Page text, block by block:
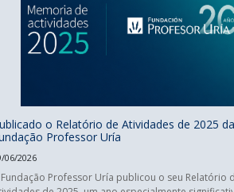
o Relatório de Atividades de 2025 da
Professor Uría
06/2026
Professor Uría publicou o seu Relatório